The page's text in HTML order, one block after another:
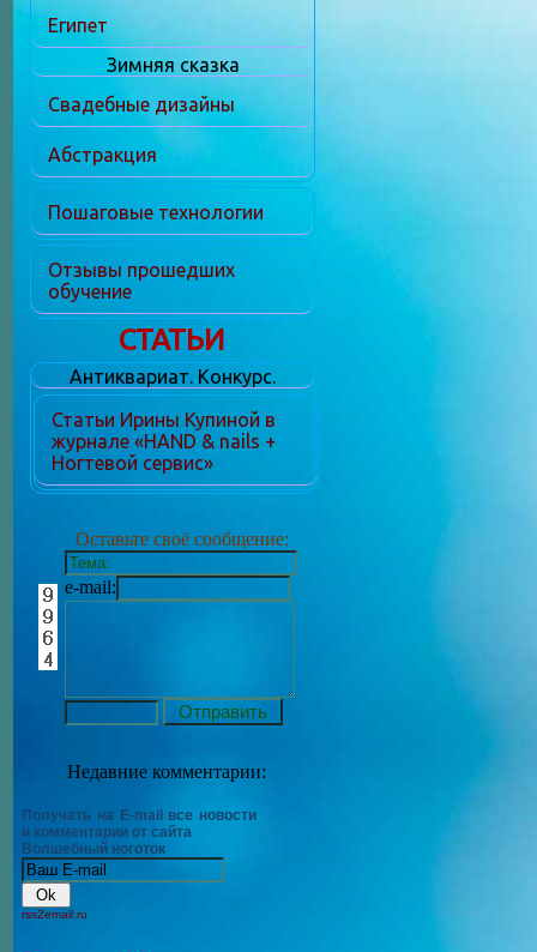
Египет
Зимняя сказка
Свадебные дизайны
Абстракция
Пошаговые технологии
Отзывы прошедших
обучение
СТАТЬИ
Антиквариат. Конкурс.
Статьи Ирины Купиной в
журнале «HAND & nails +
Ногтевой сервис»
Оставьте своё сообщение:
e-mail:
Недавние комментарии:
Получать на E-mail все новости
и комментарии от сайта
Волшебный ноготок
rss2email.ru